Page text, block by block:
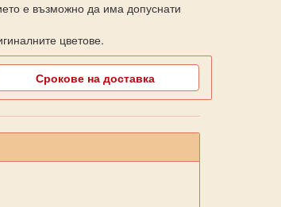
е възможно да има допуснати
цветове.
Срокове на доставка